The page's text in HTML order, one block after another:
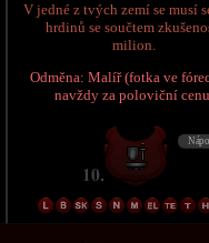
V jedné z tvých zemí se musí
hrdinů se součtem
milion.
Odměna: Malíř (fotka ve
navždy za poloviční